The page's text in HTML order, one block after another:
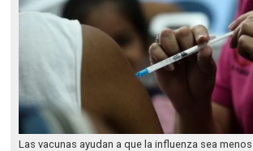
Las vacunas ayudan a que la influenza sea